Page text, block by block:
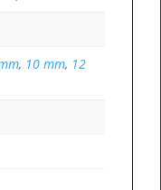
, 10 mm, 12